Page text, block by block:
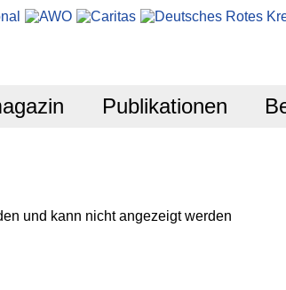
Publikationen
und kann nicht angezeigt werden